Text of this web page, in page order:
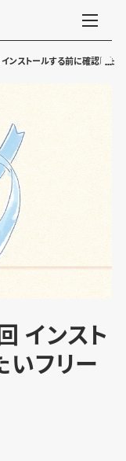
インストールする前に確認した
インスト
いフリー